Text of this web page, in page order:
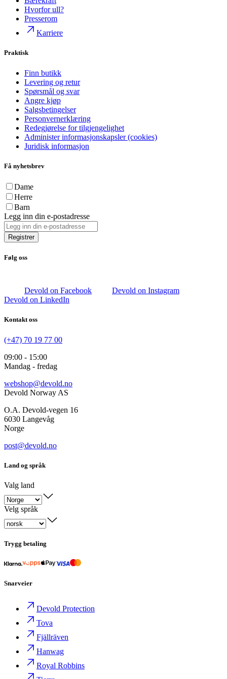
Hvorfor ull?
Presserom
Karriere
Praktisk
Finn butikk
Levering og retur
Spørsmål og svar
Angre kjøp
Salgsbetingelser
Personvernerklæring
Redegjørelse for tilgjengelighet
Administer informasjonskapsler (cookies)
Juridisk informasjon
Få nyhetsbrev
Dame
Herre
Barn
Legg inn din e-postadresse
Registrer
Følg oss
Devold on Facebook
Devold on Instagram
Devold on LinkedIn
Kontakt oss
(+47) 70 19 77 00
09:00 - 15:00
Mandag - fredag
webshop@devold.no
Devold Norway AS
O.A. Devold-vegen 16
6030 Langevåg
Norge
post@devold.no
Land og språk
Valg land
Velg språk
Trygg betaling
Snarveier
Devold Protection
Tova
Fjällräven
Hanwag
Royal Robbins